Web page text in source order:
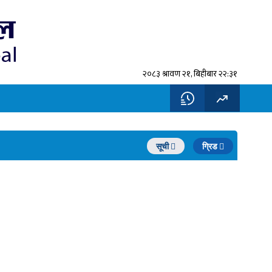
२०८३ श्रावण २१, बिहीबार २२:३१
सूची ग्रिड